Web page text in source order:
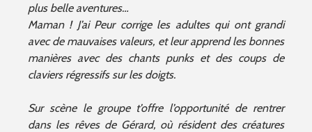
plus belle aventures…
Maman ! J’ai Peur corrige les adultes qui ont grandi
avec de mauvaises valeurs, et leur apprend les bonnes
manières avec des chants punks et des coups de
claviers régressifs sur les doigts.
Sur scène le groupe t’offre l’opportunité de rentrer
dans les rêves de Gérard, où résident des créatures